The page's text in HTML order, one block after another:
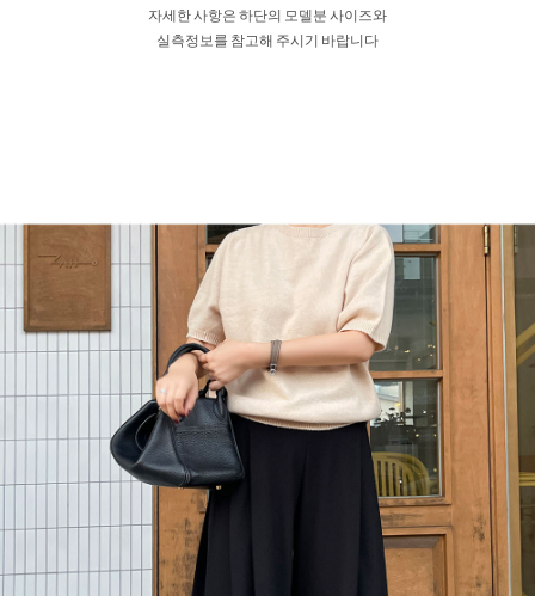
자세한 사항은 하단의 모델분 사이즈와
실측정보를 참고해 주시기 바랍니다